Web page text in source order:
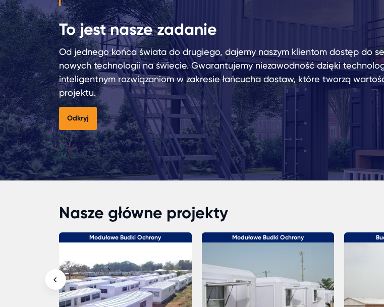
To jest nasze zadanie
Od jednego końca świata do drugiego, dajemy naszym klientom dostęp do
nowych technologii na świecie. Gwarantujemy niezawodność dzięki
inteligentnym rozwiązaniom w zakresie łańcucha dostaw, które tworzą
projektu.
Odkryj
Nasze główne projekty
Modułowe Budki Ochrony Modułowe Budki Ochrony